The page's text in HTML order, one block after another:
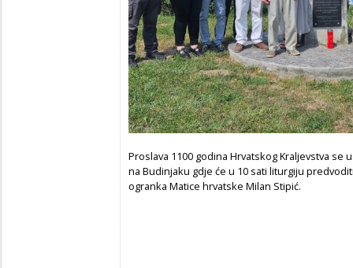
Proslava 1100 godina Hrvatskog Kraljevstva
na Budinjaku gdje će u 10 sati liturgiju
ogranka Matice hrvatske Milan Stipić.